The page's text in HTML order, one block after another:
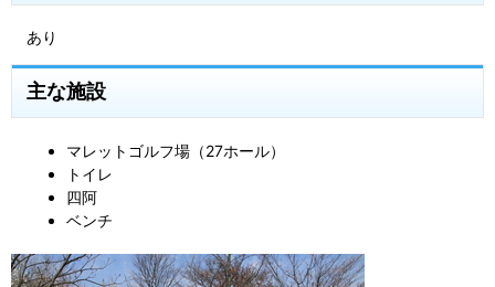
あり
主な施設
マレットゴルフ場（27ホール）
トイレ
四阿
ベンチ